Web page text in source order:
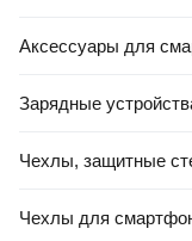
Аксессуары для
Зарядные
Чехлы, защитные
Чехлы для